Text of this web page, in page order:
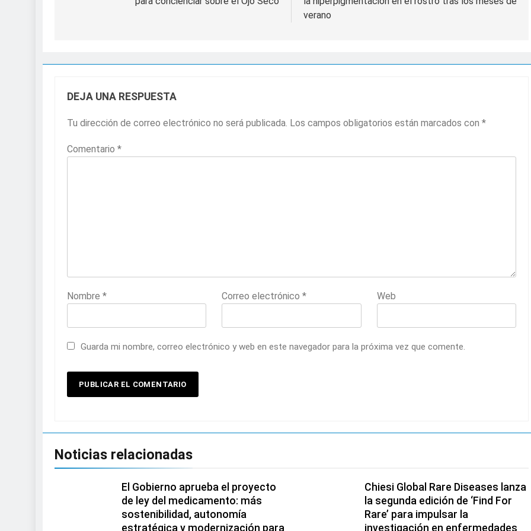
Sanidad publica el primer análisis nacional sobre la situación de las TCAE en
verano
DEJA UNA RESPUESTA
Tu dirección de correo electrónico no será publicada. Los campos obligatorios están marcados con *
Comentario *
Nombre * Correo electrónico* Web
Guarda mi nombre, correo electrónico y web en este navegador para la próxima vez que comente.
Noticias relacionadas
El Gobierno aprueba el proyecto
de ley del medicamento: más
sostenibilidad, autonomía
estratégica y modernización para
Chiesi Global Rare Diseases lanza
la segunda edición de ‘Find For
Rare’ para impulsar la
investigación en enfermedades